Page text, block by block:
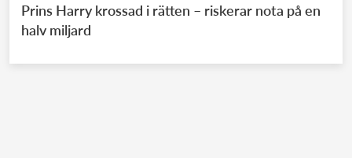
Prins Harry krossad i rätten – riskerar nota på en
halv miljard